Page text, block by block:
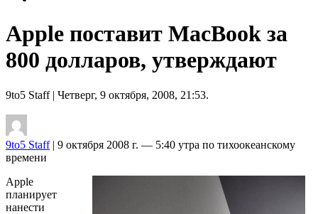
Apple поставит MacBook за
800 долларов, утверждают
9to5 Staff| Четверг, 9 октября, 2008, 21:53.
9to5 Staff| 9 октября 2008 г. — 5:40 утра по тихоокеанскому
времени
Apple
планирует
нанести